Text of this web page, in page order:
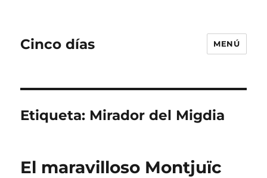
Cinco días MENÚ
Etiqueta: Mirador del Migdia
El maravilloso Montjuïc